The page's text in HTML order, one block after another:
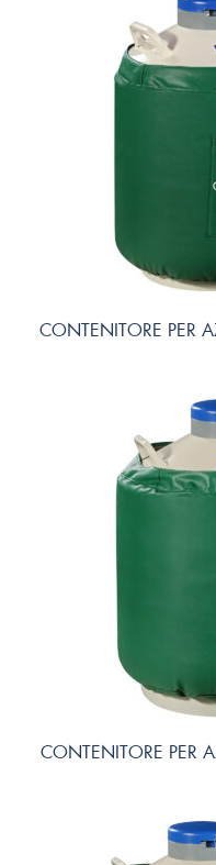
CONTENITORE PER
CONTENITORE PER